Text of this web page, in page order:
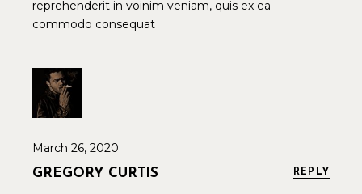
reprehenderit in voinim veniam, quis ex ea
commodo consequat
REPLY
March 26, 2020
GREGORY CURTIS